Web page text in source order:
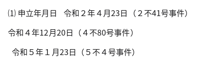
⑴ 申立年月日 令和２年４月23日（２不41号事件）
令和４年12月20日（４不80号事件）
令和５年１月23日（５不４号事件）